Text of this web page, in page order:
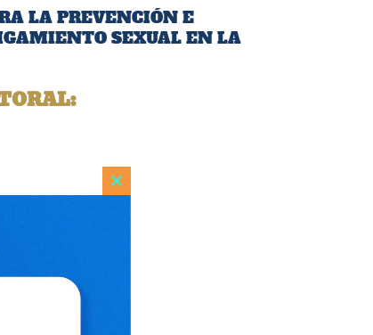
LA PREVENCIÓN E
SEXUAL EN LA
Close